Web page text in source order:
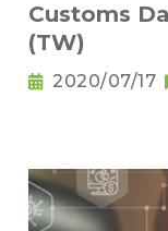
Customs
(TW)
2020/07/17